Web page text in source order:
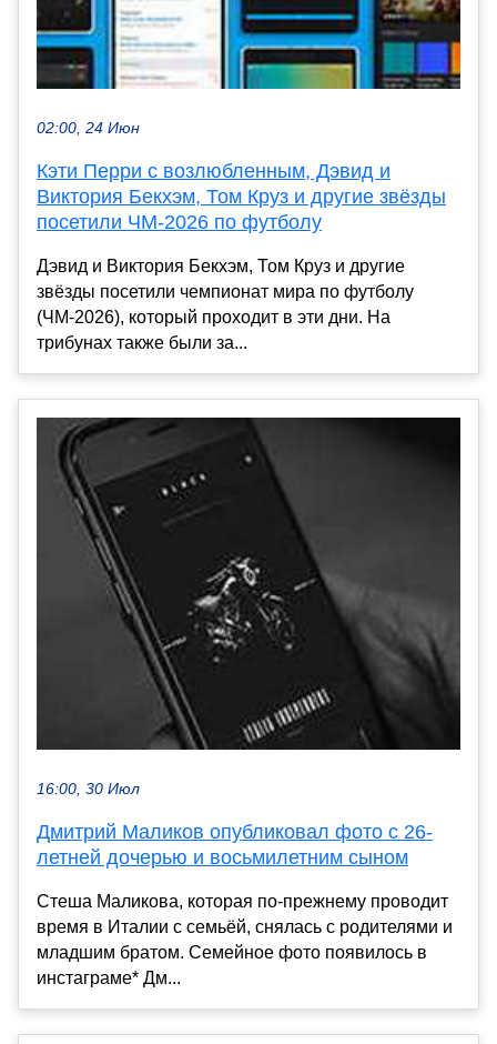
02:00, 24 Июн
Кэти Перри с возлюбленным, Дэвид и
Виктория Бекхэм, Том Круз и другие звёзды
посетили ЧМ-2026 по футболу
Дэвид и Виктория Бекхэм, Том Круз и другие
звёзды посетили чемпионат мира по футболу
(ЧМ-2026), который проходит в эти дни. На
трибунах также были за...
16:00, 30 Июл
Дмитрий Маликов опубликовал фото с 26-
летней дочерью и восьмилетним сыном
Стеша Маликова, которая по-прежнему проводит
время в Италии с семьёй, снялась с родителями и
младшим братом. Семейное фото появилось в
инстаграме* Дм...